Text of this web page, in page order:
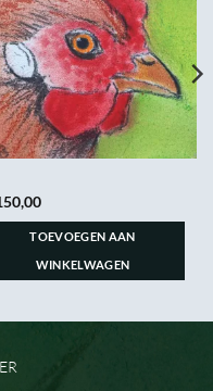
TOEVOEGEN AAN
WINKELWAGEN